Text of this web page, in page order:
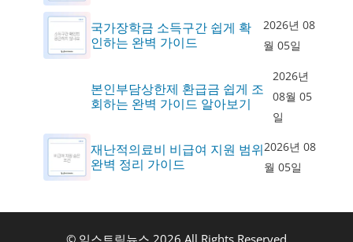
국가장학금 소득구간 쉽게 확
인하는 완벽 가이드
2026년 08
월 05일
본인부담상한제 환급금 쉽게 조
회하는 완벽 가이드 알아보기
2026년
08월 05
일
재난적의료비 비급여 지원 범위
완벽 정리 가이드
2026년 08
월 05일